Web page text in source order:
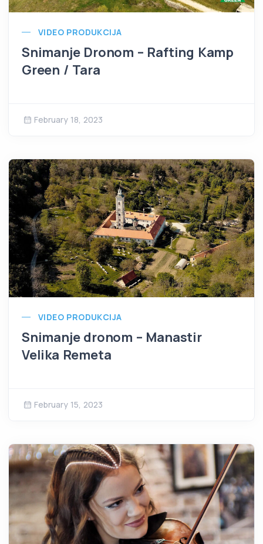
VIDEO PRODUKCIJA
Snimanje Dronom – Rafting Kamp
Green / Tara
February 18, 2023
VIDEO PRODUKCIJA
Snimanje dronom – Manastir
Velika Remeta
February 15, 2023